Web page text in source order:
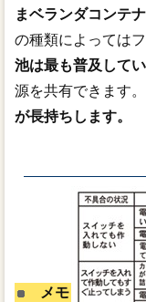
まベランダコンテ
の種類によっては
池は最も普及して
源を共有できます。
が長持ちします。
メモ